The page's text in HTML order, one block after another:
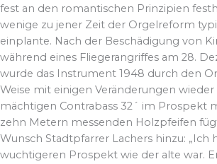
fest an den romantischen Prinzipien
wenige zu jener Zeit der Orgelreform
einplante. Nach der Beschädigung von
während eines Fliegerangriffes am 28.
wurde das Instrument 1948 durch den
Weise mit einigen Veränderungen
mächtigen Contrabass 32´ im Prospekt
zehn Metern messenden Holzpfeifen
Wunsch Stadtpfarrer Lachers hinzu: „Ich
wuchtigeren Prospekt wie der alte war.